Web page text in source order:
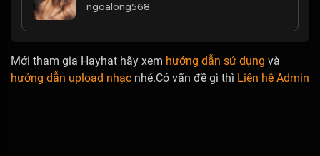
ngoalong568
Mới tham gia Hayhat hãy xem hướng dẫn sử dụng và
hướng dẫn upload nhạc nhé.Có vấn đề gì thì Liên hệ Admin